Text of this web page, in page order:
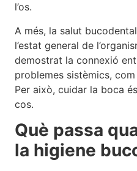
l’os.
A més, la salut
l’estat general de
demostrat la connexió
problemes sistèmics,
Per això, cuidar la boca
cos.
Què passa
la higiene